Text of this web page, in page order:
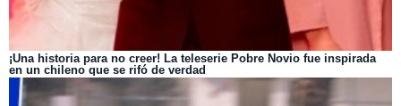
¡Una historia para no creer! La teleserie Pobre Novio fue inspirada
en un chileno que se rifó de verdad